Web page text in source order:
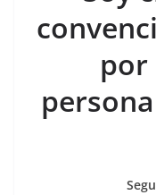
e
b
o
er l
por